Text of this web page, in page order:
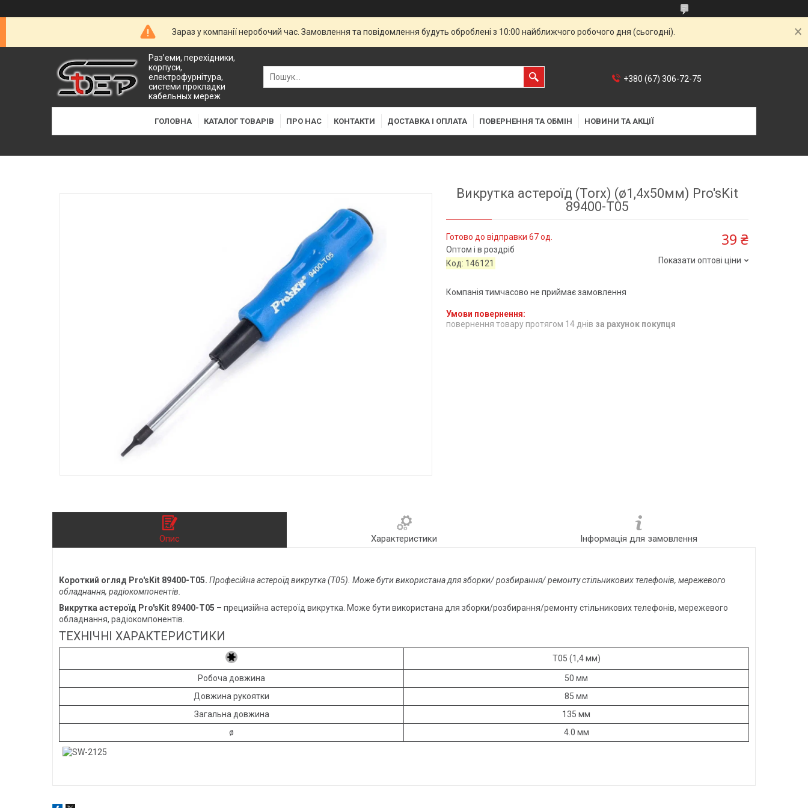
Зараз у компанії неробочий час. Замовлення та повідомлення будуть оброблені з 10:00 найближчого робочого дня (сьогодні).
Раз’еми, перехідники,
корпуси,
електрофурнітура,
системи прокладки
кабельных мереж
+380 (67) 306-72-75
ГОЛОВНА КАТАЛОГ ТОВАРІВ ПРО НАС КОНТАКТИ ДОСТАВКА І ОПЛАТА ПОВЕРНЕННЯ ТА ОБМІН НОВИНИ ТА АКЦІЇ
Викрутка астероїд (Torx) (ø1,4х50мм) Pro'sKit
89400-T05
Готово до відправки 67 од.
Оптом і в роздріб
Код: 146121
39 ₴
Показати оптові ціни
Компанія тимчасово не приймає замовлення
повернення товару протягом 14 днів за рахунок покупця
Опис Характеристики Інформація для замовлення
Короткий огляд Pro'sKit 89400-T05. Професійна астероїд викрутка (T05). Може бути використана для зборки/ розбирання/ ремонту стільникових телефонів, мережевого
обладнання, радіокомпонентів.
Викрутка астероїд Pro'sKit 89400-T05 – прецизійна астероїд викрутка. Може бути використана для зборки/розбирання/ремонту стільникових телефонів, мережевого
обладнання, радіокомпонентів.
ТЕХНІЧНІ ХАРАКТЕРИСТИКИ
T05 (1,4 мм)
Робоча довжина
50 мм
Довжина рукоятки
85 мм
Загальна довжина
135 мм
ø
4.0 мм